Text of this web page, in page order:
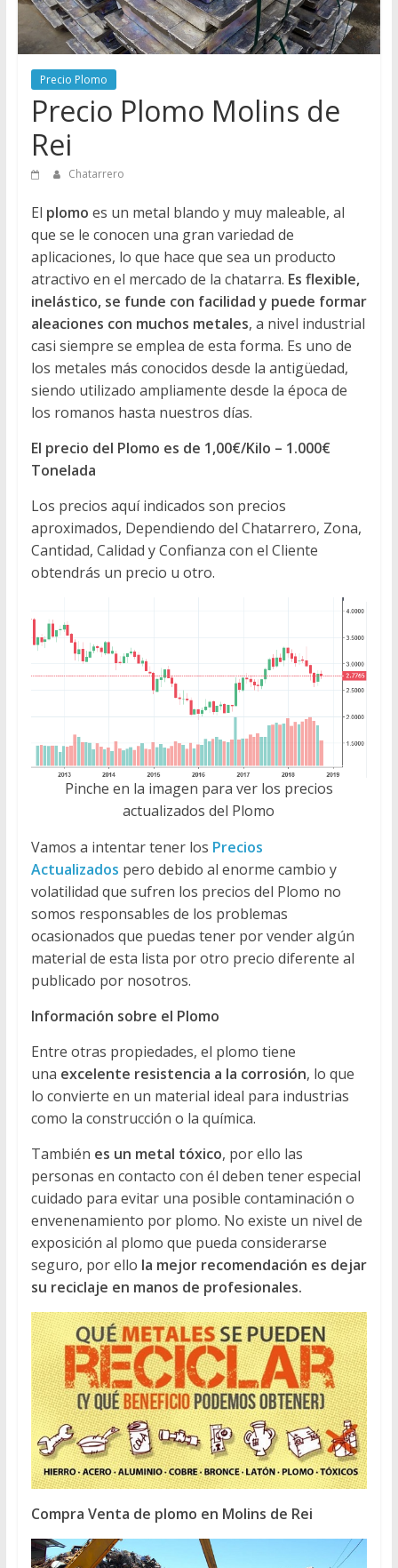
de
Chatarreros
para
vender
Chatarra
Precio Plomo
Precio Plomo Molins de
Rei
Chatarrero
El plomo es un metal blando y muy maleable, al
que se le conocen una gran variedad de
aplicaciones, lo que hace que sea un producto
atractivo en el mercado de la chatarra. Es flexible,
inelástico, se funde con facilidad y puede formar
aleaciones con muchos metales, a nivel industrial
casi siempre se emplea de esta forma. Es uno de
los metales más conocidos desde la antigüedad,
siendo utilizado ampliamente desde la época de
los romanos hasta nuestros días.
El precio del Plomo es de 1,00€/Kilo – 1.000€
Tonelada
Los precios aquí indicados son precios
aproximados, Dependiendo del Chatarrero, Zona,
Cantidad, Calidad y Confianza con el Cliente
obtendrás un precio u otro.
Pinche en la imagen para ver los precios
actualizados del Plomo
Vamos a intentar tener los Precios
Actualizados pero debido al enorme cambio y
volatilidad que sufren los precios del Plomo no
somos responsables de los problemas
ocasionados que puedas tener por vender algún
material de esta lista por otro precio diferente al
publicado por nosotros.
Información sobre el Plomo
Entre otras propiedades, el plomo tiene
una excelente resistencia a la corrosión, lo que
lo convierte en un material ideal para industrias
como la construcción o la química.
También es un metal tóxico, por ello las
personas en contacto con él deben tener especial
cuidado para evitar una posible contaminación o
envenenamiento por plomo. No existe un nivel de
exposición al plomo que pueda considerarse
seguro, por ello la mejor recomendación es dejar
su reciclaje en manos de profesionales.
Compra Venta de plomo en Molins de Rei